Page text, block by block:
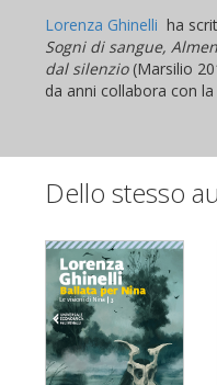
Lorenza Ghinelli ha
Sogni di sangue,
dal silenzio(Marsilio
da anni collabora con
Dello stesso